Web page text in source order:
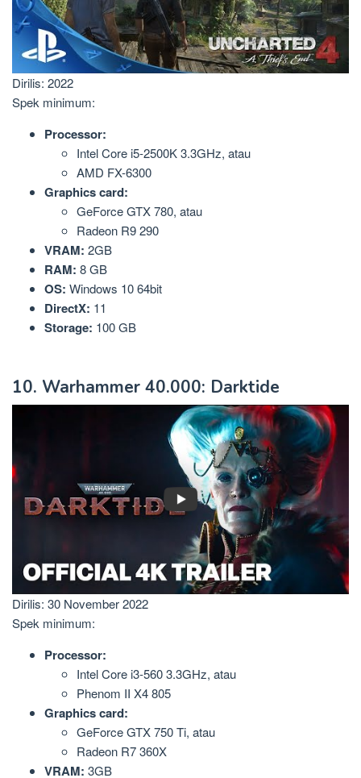
Dirilis: 2022
Spek minimum:
Processor:
Intel Core i5-2500K 3.3GHz, atau
AMD FX-6300
Graphics card:
GeForce GTX 780, atau
Radeon R9 290
VRAM: 2GB
RAM: 8 GB
OS: Windows 10 64bit
DirectX: 11
Storage: 100 GB
10. Warhammer 40.000: Darktide
Dirilis: 30 November 2022
Spek minimum:
Processor:
Intel Core i3-560 3.3GHz, atau
Phenom II X4 805
Graphics card:
GeForce GTX 750 Ti, atau
Radeon R7 360X
VRAM: 3GB